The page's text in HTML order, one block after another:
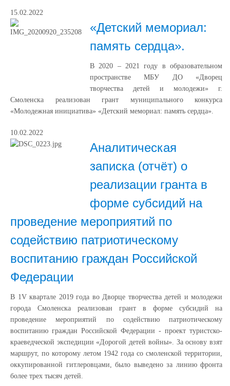
15.02.2022
«Детский мемориал:
память сердца».
В 2020 – 2021 году в образовательном
пространстве МБУ ДО «Дворец
творчества детей и молодежи» г.
Смоленска реализован грант муниципального конкурса
«Молодежная инициатива» «Детский мемориал: память сердца».
10.02.2022
Аналитическая
записка (отчёт) о
реализации гранта в
форме субсидий на
проведение мероприятий по
содействию патриотическому
воспитанию граждан Российской
Федерации
В 1V квартале 2019 года во Дворце творчества детей и молодежи
города Смоленска реализован грант в форме субсидий на
проведение мероприятий по содействию патриотическому
воспитанию граждан Российской Федерации - проект туристско-
краеведческой экспедиции «Дорогой детей войны». За основу взят
маршрут, по которому летом 1942 года со смоленской территории,
оккупированной гитлеровцами, было выведено за линию фронта
более трех тысяч детей.